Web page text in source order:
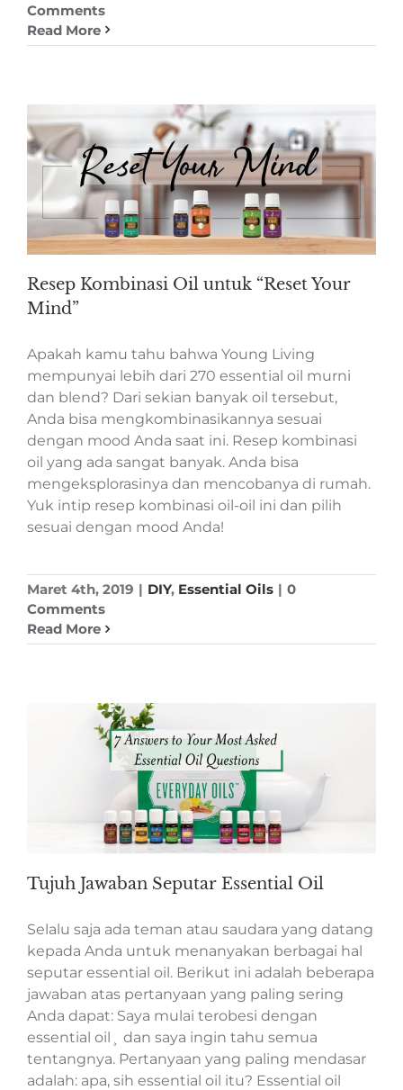
Comments
Read More
Resep Kombinasi Oil untuk “Reset Your
Mind”
Apakah kamu tahu bahwa Young Living
mempunyai lebih dari 270 essential oil murni
dan blend? Dari sekian banyak oil tersebut,
Anda bisa mengkombinasikannya sesuai
dengan mood Anda saat ini. Resep kombinasi
oil yang ada sangat banyak. Anda bisa
mengeksplorasinya dan mencobanya di rumah.
Yuk intip resep kombinasi oil-oil ini dan pilih
sesuai dengan mood Anda!
Maret 4th, 2019 | DIY, Essential Oils | 0
Comments
Read More
Tujuh Jawaban Seputar Essential Oil
Selalu saja ada teman atau saudara yang datang
kepada Anda untuk menanyakan berbagai hal
seputar essential oil. Berikut ini adalah beberapa
jawaban atas pertanyaan yang paling sering
Anda dapat: Saya mulai terobesi dengan
essential oil¸ dan saya ingin tahu semua
tentangnya. Pertanyaan yang paling mendasar
adalah: apa, sih essential oil itu? Essential oil